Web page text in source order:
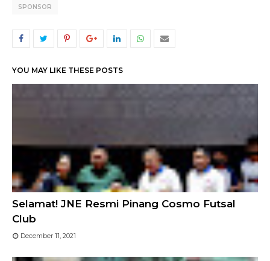
SPONSOR
YOU MAY LIKE THESE POSTS
Selamat! JNE Resmi Pinang Cosmo Futsal
Club
December 11, 2021